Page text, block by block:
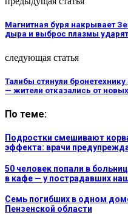
Магнитная буря накрывает
дыра и выброс плазмы
следующая статья
Талибы стянули
— жители отказались от
По теме:
Подростки смешивают
эффекта: врачи
50 человек попали в
в кафе — у пострадавших
Семь погибших в одном
Пензенской области